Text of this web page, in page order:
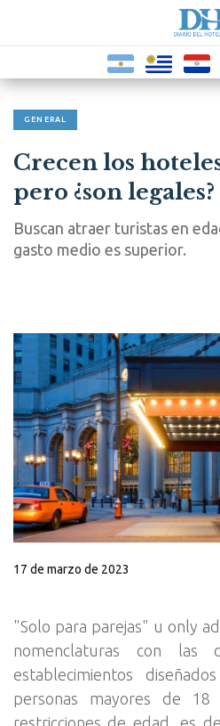
GENERAL
Crecen los
pero ¿son legales?
Buscan atraer turistas en
gasto medio es superior.
17 de marzo de 2023
"Solo para parejas" u only
nomenclaturas con
establecimientos
personas mayores de
restricciones de edad, es